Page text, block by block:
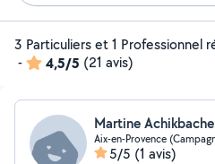
3 Particuliers et 1 Professionnel
-
4,5/5 (21 avis)
Martine Achikbache
Aix-en-Provence
5/5 (1 avis)